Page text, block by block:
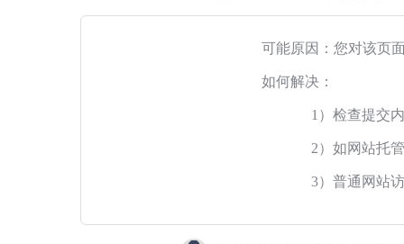
可能原因：您对该页
如何解决：
1）检查提交
2）如网站托
3）普通网站